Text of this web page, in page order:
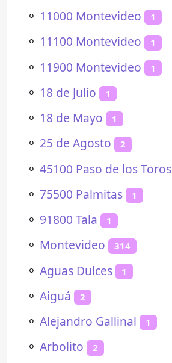
⚬ 11000 Montevideo 1
⚬ 11100 Montevideo 1
⚬ 11900 Montevideo 1
⚬ 18 de Julio 1
⚬ 18 de Mayo 1
⚬ 25 de Agosto 2
⚬ 45100 Paso de los Toros
⚬ 75500 Palmitas 1
⚬ 91800 Tala 1
⚬ Montevideo 314
⚬ Aguas Dulces 1
⚬ Aiguá 2
⚬ Alejandro Gallinal 1
⚬ Arbolito 2